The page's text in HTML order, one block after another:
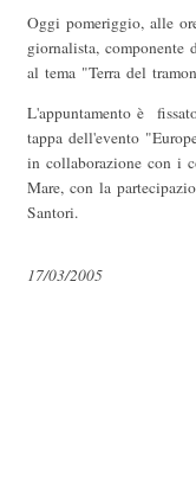
Oggi pomeriggio, alle
giornalista,
al tema "Terra del
L'appuntamento è
tappa dell'evento
in collaborazione con i
Mare, con la
Santori.
17/03/2005